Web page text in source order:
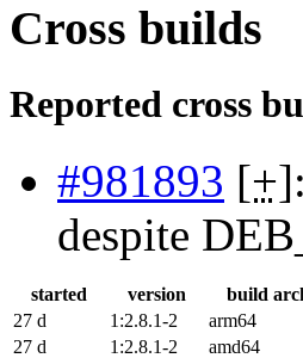
Cross builds
Reported cross
#981893 [+
despite
started version build
27 d
1:2.8.1-2 arm64
27 d
1:2.8.1-2 amd64